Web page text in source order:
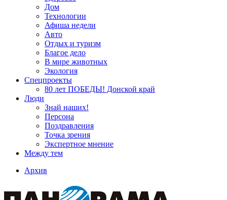
Дом
Технологии
Афиша недели
Авто
Отдых и туризм
Благое дело
В мире животных
Экология
Спецпроекты
80 лет ПОБЕДЫ! Донской край
Люди
Знай наших!
Персона
Поздравления
Точка зрения
Экспертное мнение
Между тем
Архив